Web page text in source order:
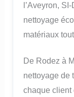
l’Aveyron,
nettoyage
matériaux
De Rodez à
nettoyage de
chaque client